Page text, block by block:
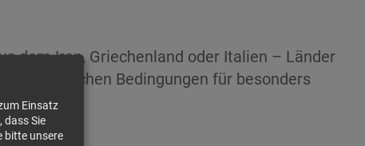
dem Iran, Griechenland oder Italien – Länder
klimatischen Bedingungen für besonders
Einsatz
dass Sie
bitte unsere